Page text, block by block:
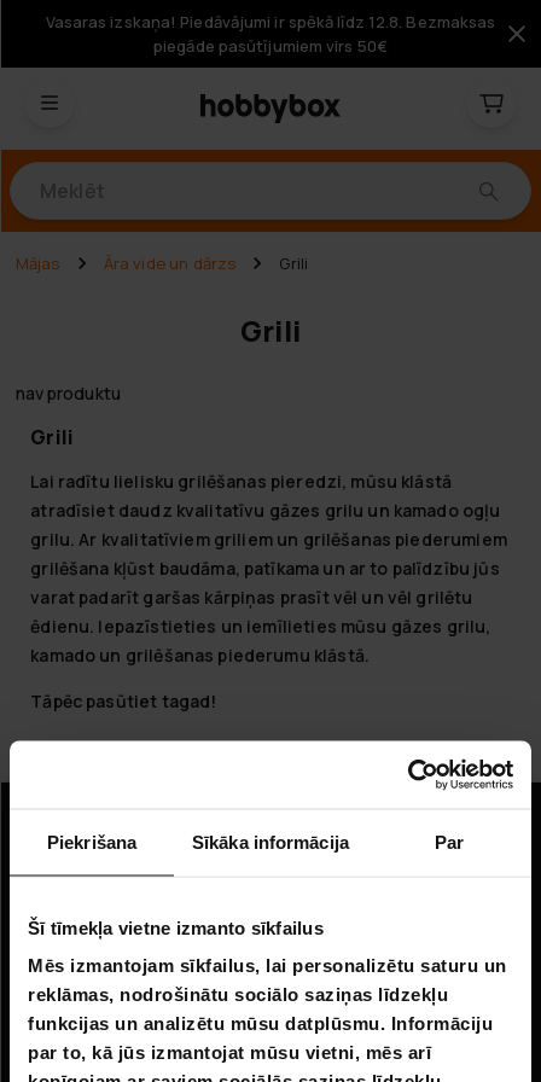
Piekrišana Sīkāka informācija Par
Šī tīmekļa vietne izmanto sīkfailus
Mēs izmantojam sīkfailus, lai personalizētu saturu un
reklāmas, nodrošinātu sociālo saziņas līdzekļu
funkcijas un analizētu mūsu datplūsmu. Informāciju
par to, kā jūs izmantojat mūsu vietni, mēs arī
Vasaras izskaņa! Piedāvājumi ir spēkā līdz 12.8. Bezmaksas
piegāde pasūtījumiem virs 50€
Mājas Āra vide un dārzs Grili
Grili
nav produktu
Grili
Lai radītu lielisku grilēšanas pieredzi, mūsu klāstā
atradīsiet daudz kvalitatīvu gāzes grilu un kamado ogļu
grilu. Ar kvalitatīviem griliem un grilēšanas piederumiem
grilēšana kļūst baudāma, patīkama un ar to palīdzību jūs
varat padarīt garšas kārpiņas prasīt vēl un vēl grilētu
ēdienu. Iepazīstieties un iemīlieties mūsu gāzes grilu,
kamado un grilēšanas piederumu klāstā.
Tāpēc pasūtiet tagad!
Informācija
Par mums
Klientu apkalpošana
FAQ - Biežāk uzdotie jautājumi